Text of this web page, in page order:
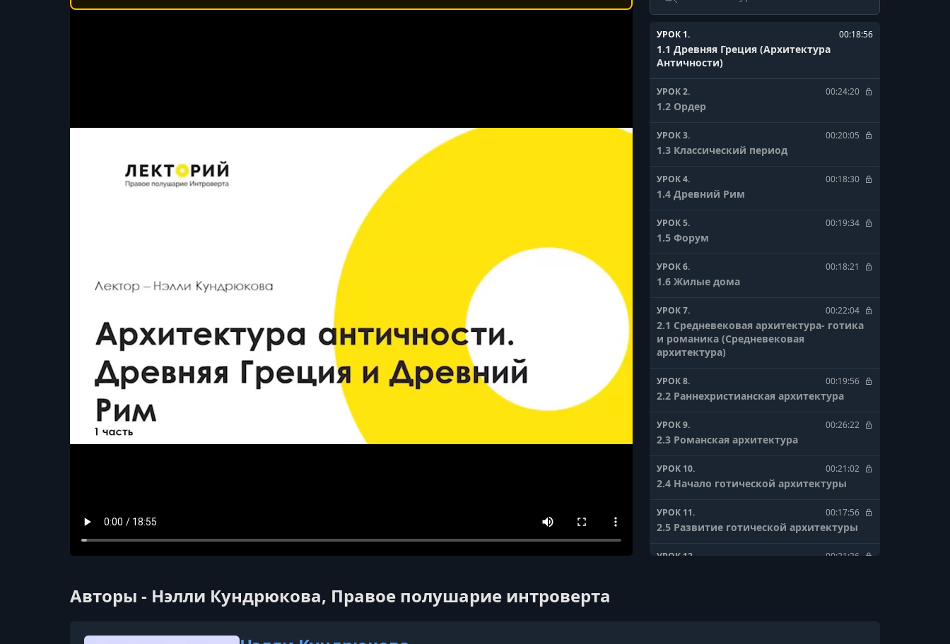
УРОК 1. 00:18:56
1.1 Древняя Греция (Архитектура
Античности)
УРОК 2. 00:24:20
1.2 Ордер
УРОК 3. 00:20:05
1.3 Классический период
УРОК 4. 00:18:30
1.4 Древний Рим
УРОК 5. 00:19:34
1.5 Форум
УРОК 6. 00:18:21
1.6 Жилые дома
УРОК 7. 00:22:04
2.1 Средневековая архитектура- готика
и романика (Средневековая
архитектура)
УРОК 8. 00:19:56
2.2 Раннехристианская архитектура
УРОК 9. 00:26:22
2.3 Романская архитектура
УРОК 10. 00:21:02
2.4 Начало готической архитектуры
УРОК 11. 00:17:56
2.5 Развитие готической архитектуры
УРОК 12. 00:21:36
Авторы - Нэлли Кундрюкова, Правое полушарие интроверта